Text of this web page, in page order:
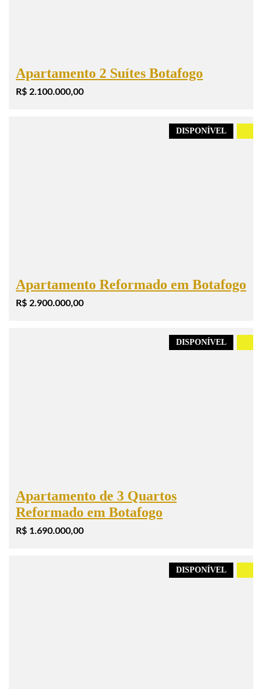
Apartamento 2 Suítes Botafogo
R$ 2.100.000,00
DISPONÍVEL
Apartamento Reformado em Botafogo
R$ 2.900.000,00
DISPONÍVEL
Apartamento de 3 Quartos
Reformado em Botafogo
R$ 1.690.000,00
DISPONÍVEL